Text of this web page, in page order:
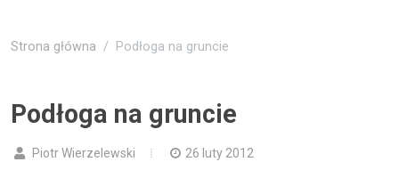
Strona główna Podłoga na gruncie
Podłoga na gruncie
Piotr Wierzelewski 26 luty 2012